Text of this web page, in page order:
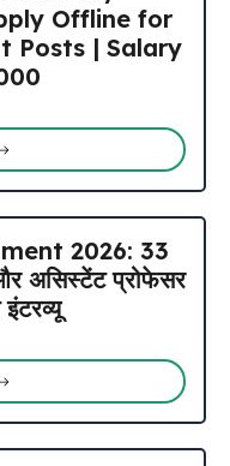
Offline for
Posts | Salary
2026: 33
असिस्टेंट प्रोफेसर